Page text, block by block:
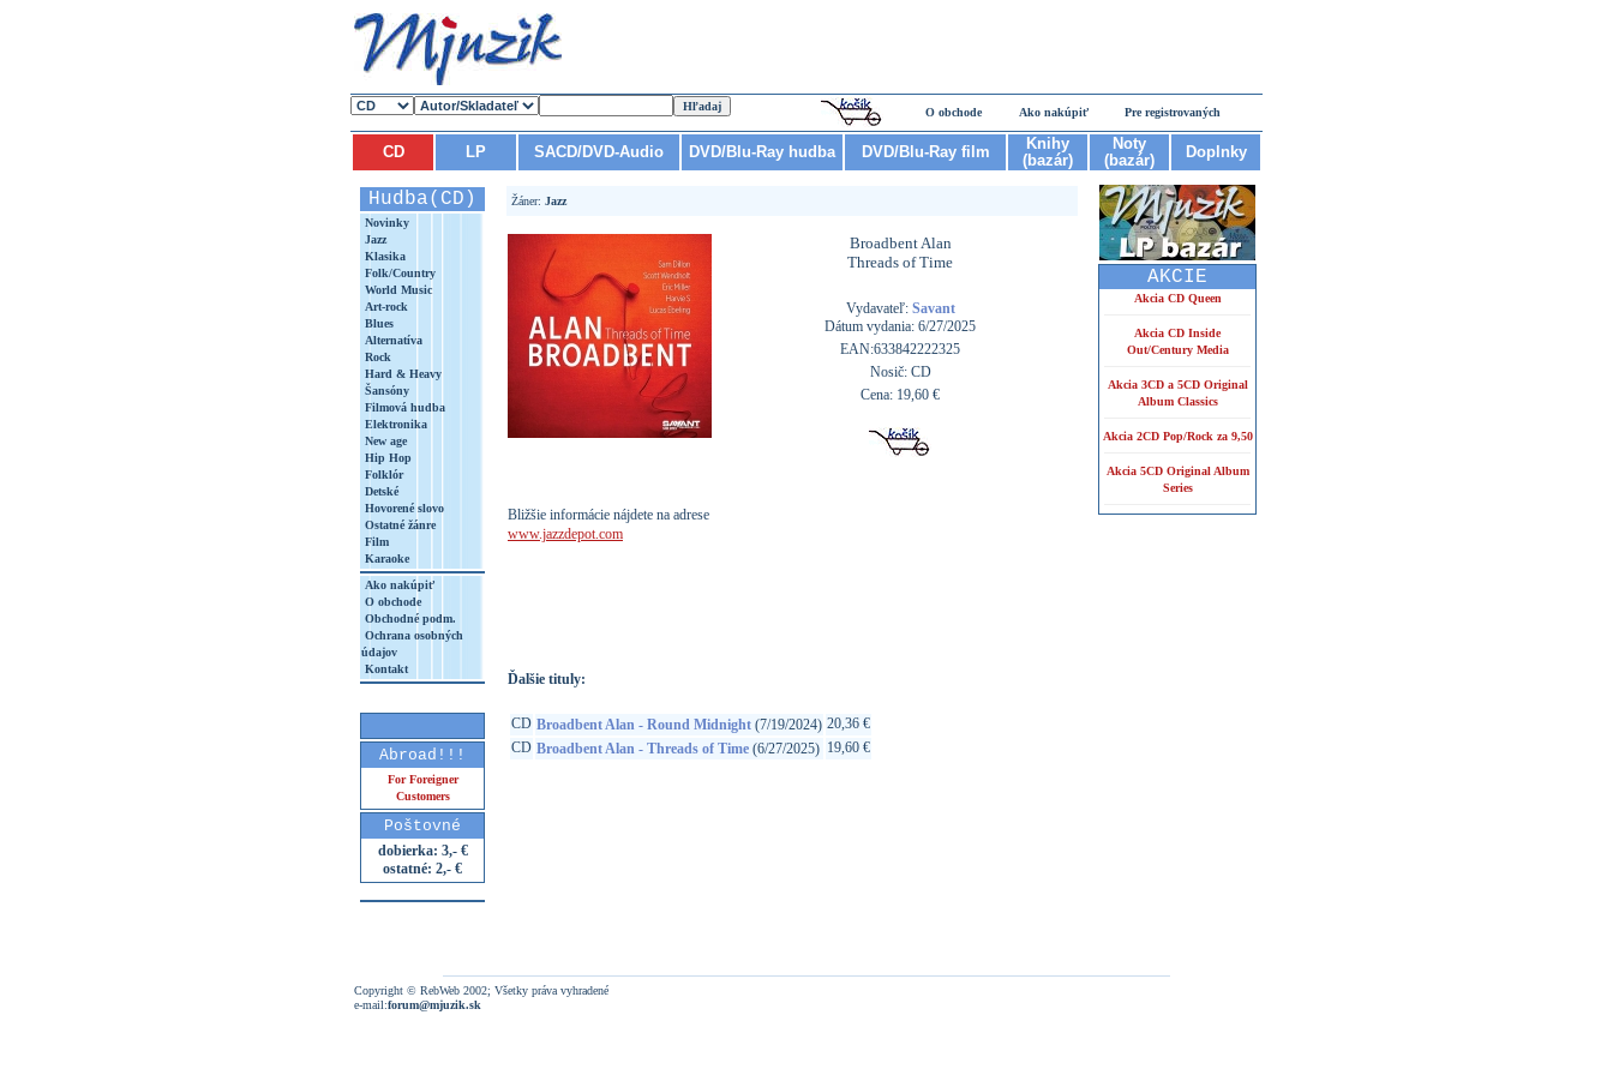
O obchode Ako nakúpiť Pre registrovaných
CD LP SACD/DVD-Audio DVD/Blu-Ray hudba DVD/Blu-Ray film
Knihy
(bazár)
Noty
(bazár)
Doplnky
Hudba(CD)
Novinky
Jazz
Klasika
Folk/Country
World Music
Art-rock
Blues
Alternatíva
Rock
Hard & Heavy
Šansóny
Filmová hudba
Elektronika
New age
Hip Hop
Folklór
Detské
Hovorené slovo
Ostatné žánre
Film
Karaoke
Ako nakúpiť
O obchode
Obchodné podm.
Ochrana osobných
údajov
Kontakt
Abroad!!!
For Foreigner
Customers
Poštovné
dobierka: 3,- €
ostatné: 2,- €
Žáner: Jazz
Broadbent Alan
Threads of Time
Vydavateľ: Savant
Dátum vydania: 6/27/2025
EAN:633842222325
Nosič: CD
Cena: 19,60 €
Bližšie informácie nájdete na adrese
www.jazzdepot.com
Ďalšie tituly:
CD Broadbent Alan - Round Midnight (7/19/2024) 20,36 €
CD Broadbent Alan - Threads of Time (6/27/2025) 19,60 €
AKCIE
Akcia CD Queen
Akcia CD Inside
Out/Century Media
Akcia 3CD a 5CD Original
Album Classics
Akcia 2CD Pop/Rock za 9,50
Akcia 5CD Original Album
Series
Copyright © RebWeb 2002; Všetky práva vyhradené
e-mail:forum@mjuzik.sk